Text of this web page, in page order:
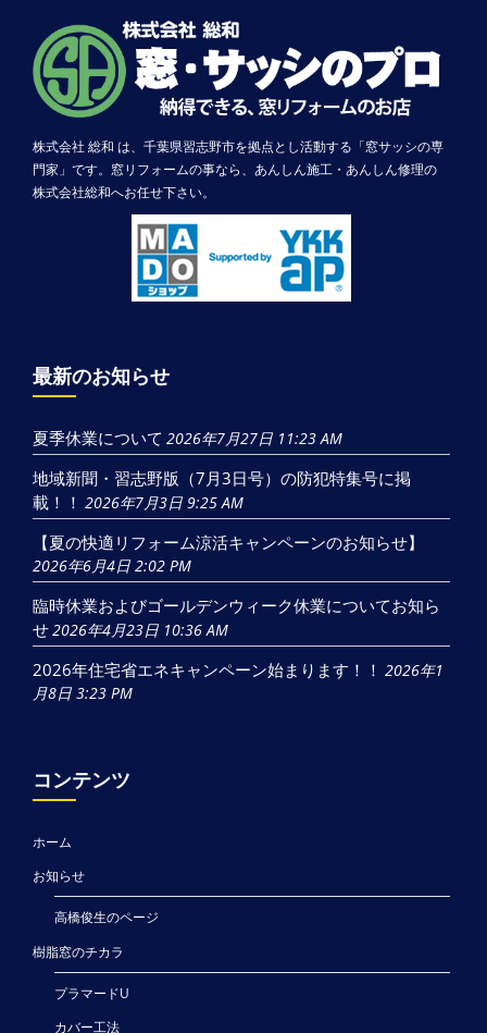
株式会社 総和 は、千葉県習志野市を拠点とし活動する「窓サッシの専
門家」です。窓リフォームの事なら、あんしん施工・あんしん修理の
株式会社総和へお任せ下さい。
最新のお知らせ
夏季休業について 2026年7月27日 11:23 AM
地域新聞・習志野版（7月3日号）の防犯特集号に掲
載！！ 2026年7月3日 9:25 AM
【夏の快適リフォーム涼活キャンペーンのお知らせ】
2026年6月4日 2:02 PM
臨時休業およびゴールデンウィーク休業についてお知ら
せ2026年4月23日 10:36 AM
2026年住宅省エネキャンペーン始まります！！ 2026年1
月8日 3:23 PM
コンテンツ
ホーム
お知らせ
高橋俊生のページ
樹脂窓のチカラ
プラマードU
カバー工法